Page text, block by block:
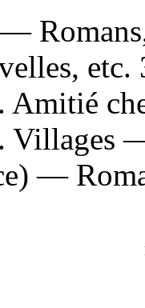
etc.
Amitié
Villages
—